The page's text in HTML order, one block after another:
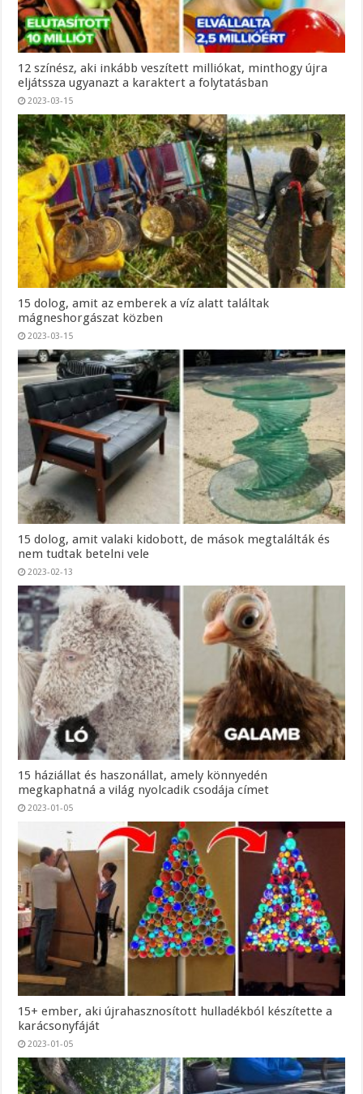
12 színész, aki inkább veszített milliókat, minthogy újra
eljátssza ugyanazt a karaktert a folytatásban
2023-03-15
15 dolog, amit az emberek a víz alatt találtak
mágneshorgászat közben
2023-03-15
15 dolog, amit valaki kidobott, de mások megtalálták és
nem tudtak betelni vele
2023-02-13
15 háziállat és haszonállat, amely könnyedén
megkaphatná a világ nyolcadik csodája címet
2023-01-05
15+ ember, aki újrahasznosított hulladékból készítette a
karácsonyfáját
2023-01-05